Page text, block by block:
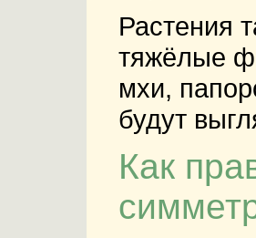
Растения
тяжёлые
мхи,
будут
Как